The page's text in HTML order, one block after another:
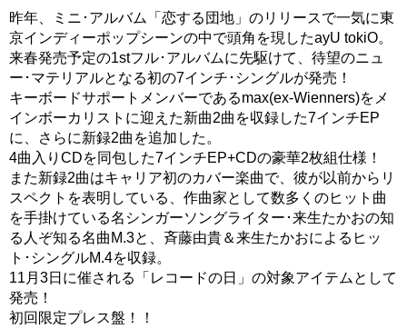
昨年、ミニ･アルバム「恋する団地」のリリースで一気に東
京インディーポップシーンの中で頭角を現したayU tokiO。
来春発売予定の1stフル･アルバムに先駆けて、待望のニュ
ー･マテリアルとなる初の7インチ･シングルが発売！
キーボードサポートメンバーであるmax(ex-Wienners)をメ
インボーカリストに迎えた新曲2曲を収録した7インチEP
に、さらに新録2曲を追加した。
4曲入りCDを同包した7インチEP+CDの豪華2枚組仕様！
また新録2曲はキャリア初のカバー楽曲で、彼が以前からリ
スペクトを表明している、作曲家として数多くのヒット曲
を手掛けている名シンガーソングライター･来生たかおの知
る人ぞ知る名曲M.3と、斉藤由貴＆来生たかおによるヒッ
ト･シングルM.4を収録。
11月3日に催される「レコードの日」の対象アイテムとして
発売！
初回限定プレス盤！！